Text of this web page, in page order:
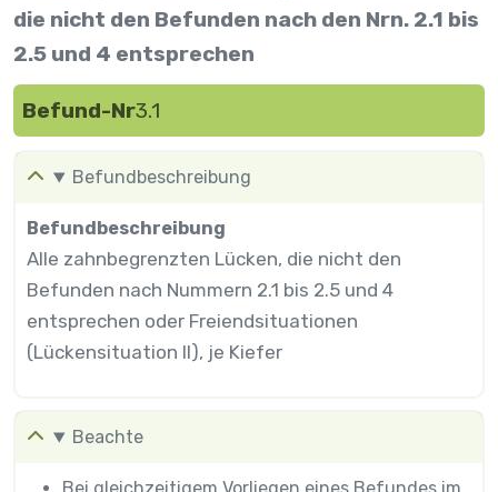
die nicht den Befunden nach den Nrn. 2.1 bis
2.5 und 4 entsprechen
Befund-Nr3.1
Befundbeschreibung
Befundbeschreibung
Alle zahnbegrenzten Lücken, die nicht den
Befunden nach Nummern 2.1 bis 2.5 und 4
entsprechen oder Freiendsituationen
(Lückensituation II), je Kiefer
Beachte